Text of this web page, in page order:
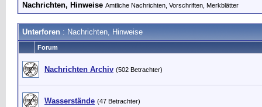
Nachrichten, Hinweise Amtliche Nachrichten, Vorschriften, Merkblätter
Unterforen : Nachrichten, Hinweise
Forum
Nachrichten Archiv (502 Betrachter)
Wasserstände (47 Betrachter)